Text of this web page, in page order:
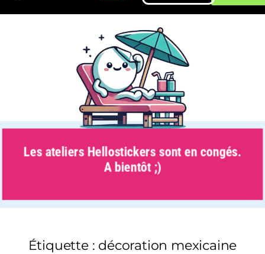
Les ateliers Hellostickers sont en congés.
A bientôt ;)
Étiquette : décoration mexicaine